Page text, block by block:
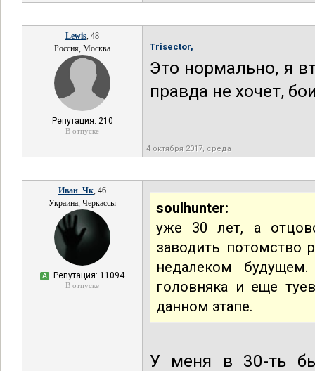
Lewis, 48
Россия, Москва
Репутация: 210
В отпуске
Trisector,
Это нормально, я
правда не хочет,
4 октября 2017, среда
Иван_Чк, 46
Украина, Черкассы
А Репутация: 11094
В отпуске
soulhunter:
уже 30 лет, а
заводить потомство
недалеком
головняка и еще
данном этапе.
У меня в 30-ть